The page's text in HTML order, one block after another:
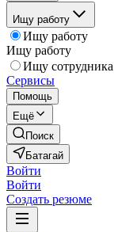
Ищу работу
Ищу работу
Ищу работу
Ищу сотрудника
Сервисы
Помощь
Ещё
Поиск
Батагай
Войти
Войти
Создать резюме